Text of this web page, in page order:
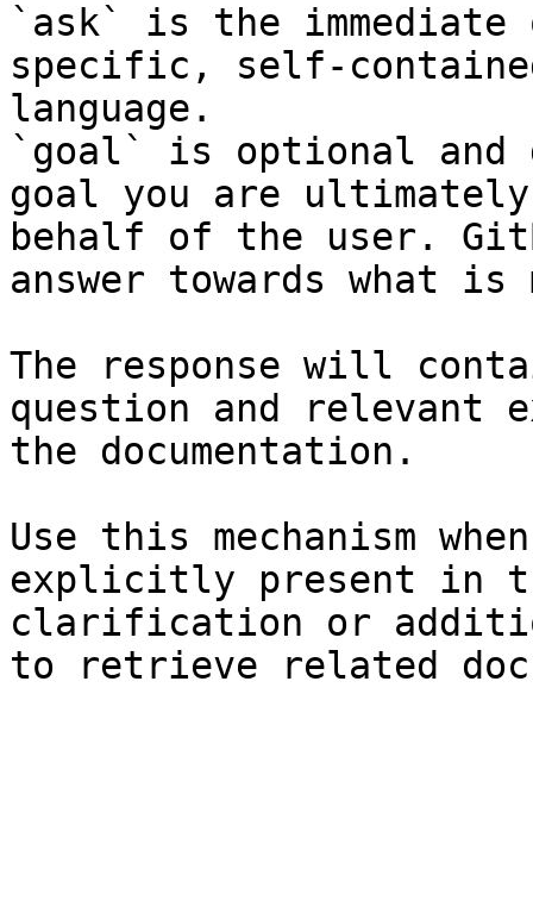
`ask` is the
specific, self-
language.
`goal` is optional and
goal you are
behalf of the user.
answer towards what
The response will
question and relevant
the documentation.
Use this mechanism
explicitly present in
clarification or